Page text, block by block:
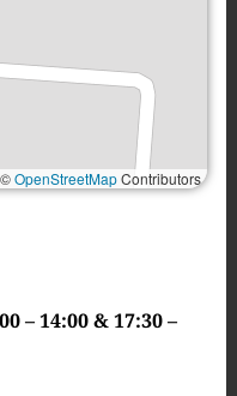
©OpenStreetMapContributors
– 14:00 & 17:30 –